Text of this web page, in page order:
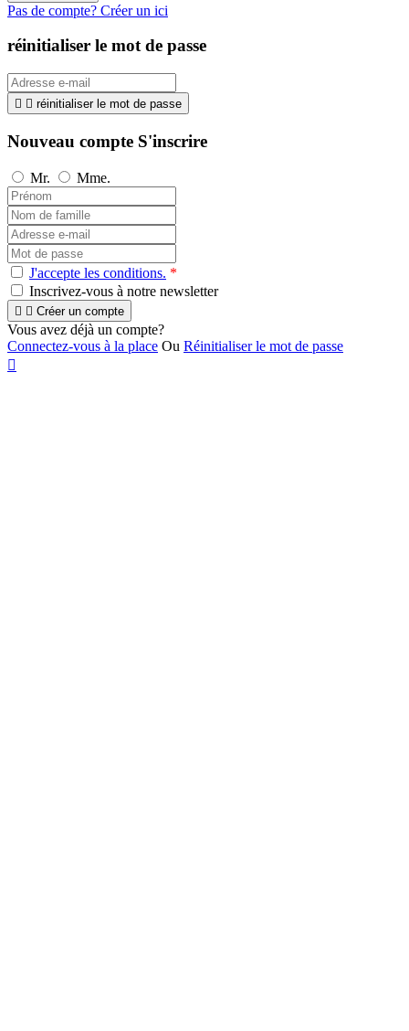
Pas de compte? Créer un ici
réinitialiser le mot de passe
  réinitialiser le mot de passe
Nouveau compte S'inscrire
Mr. Mme.
J'accepte les conditions. *
Inscrivez-vous à notre newsletter
  Créer un compte
Vous avez déjà un compte?
Connectez-vous à la place Ou Réinitialiser le mot de passe
